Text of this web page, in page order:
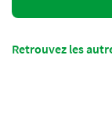
Retrouvez les